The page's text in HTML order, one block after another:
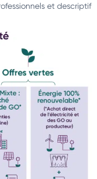
et descriptif